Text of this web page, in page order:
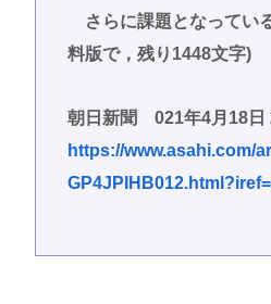
さらに課題となってい
料版で，残り1448文字)
朝日新聞 021年4月18日
https://www.asahi.com/